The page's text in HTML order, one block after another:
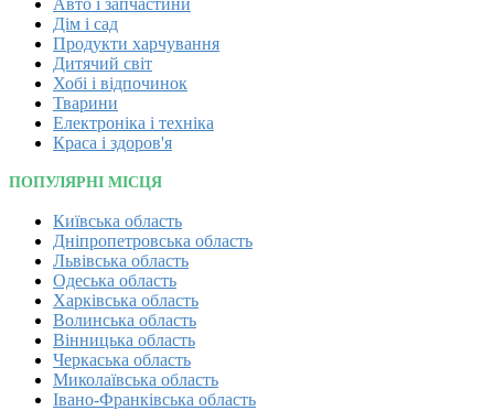
Авто і запчастини
Дім і сад
Продукти харчування
Дитячий світ
Хобі і відпочинок
Тварини
Електроніка і техніка
Краса і здоров'я
ПОПУЛЯРНІ МІСЦЯ
Київська область
Дніпропетровська область
Львівська область
Одеська область
Харківська область
Волинська область
Вінницька область
Черкаська область
Миколаївська область
Івано-Франківська область